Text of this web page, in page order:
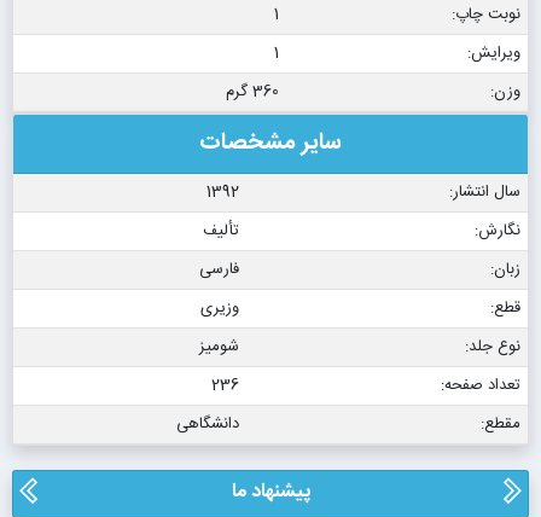
نوبت چاپ:
1
ویرایش:
1
وزن:
360 گرم
سایر مشخصات
سال انتشار:
1392
نگارش:
تألیف
زبان:
فارسی
قطع:
وزیری
نوع جلد:
شومیز
تعداد صفحه:
236
مقطع:
دانشگاهی
پیشنهاد ما